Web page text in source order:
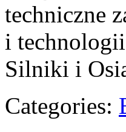
techniczne
i
Silniki i
Categories: